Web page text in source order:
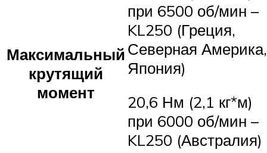
Максимальный
крутящий
момент
при 6500 об/мин –
KL250 (Греция,
Северная Америка,
Япония)
20,6 Нм (2,1 кг*м)
при 6000 об/мин –
KL250 (Австралия)